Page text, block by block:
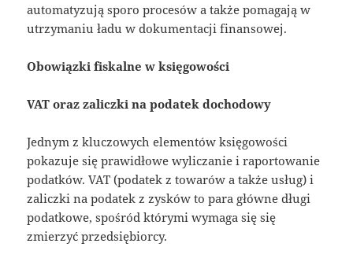
automatyzują sporo procesów a także pomagają w
utrzymaniu ładu w dokumentacji finansowej.
Obowiązki fiskalne w księgowości
VAT oraz zaliczki na podatek dochodowy
Jednym z kluczowych elementów księgowości
pokazuje się prawidłowe wyliczanie i raportowanie
podatków. VAT (podatek z towarów a także usług) i
zaliczki na podatek z zysków to para główne długi
podatkowe, spośród którymi wymaga się się
zmierzyć przedsiębiorcy.